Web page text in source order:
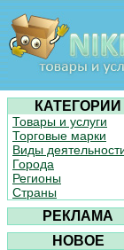
КАТЕГОРИИ
Товары и услуги
Торговые марки
Виды
Города
Регионы
Страны
РЕКЛАМА
НОВОЕ